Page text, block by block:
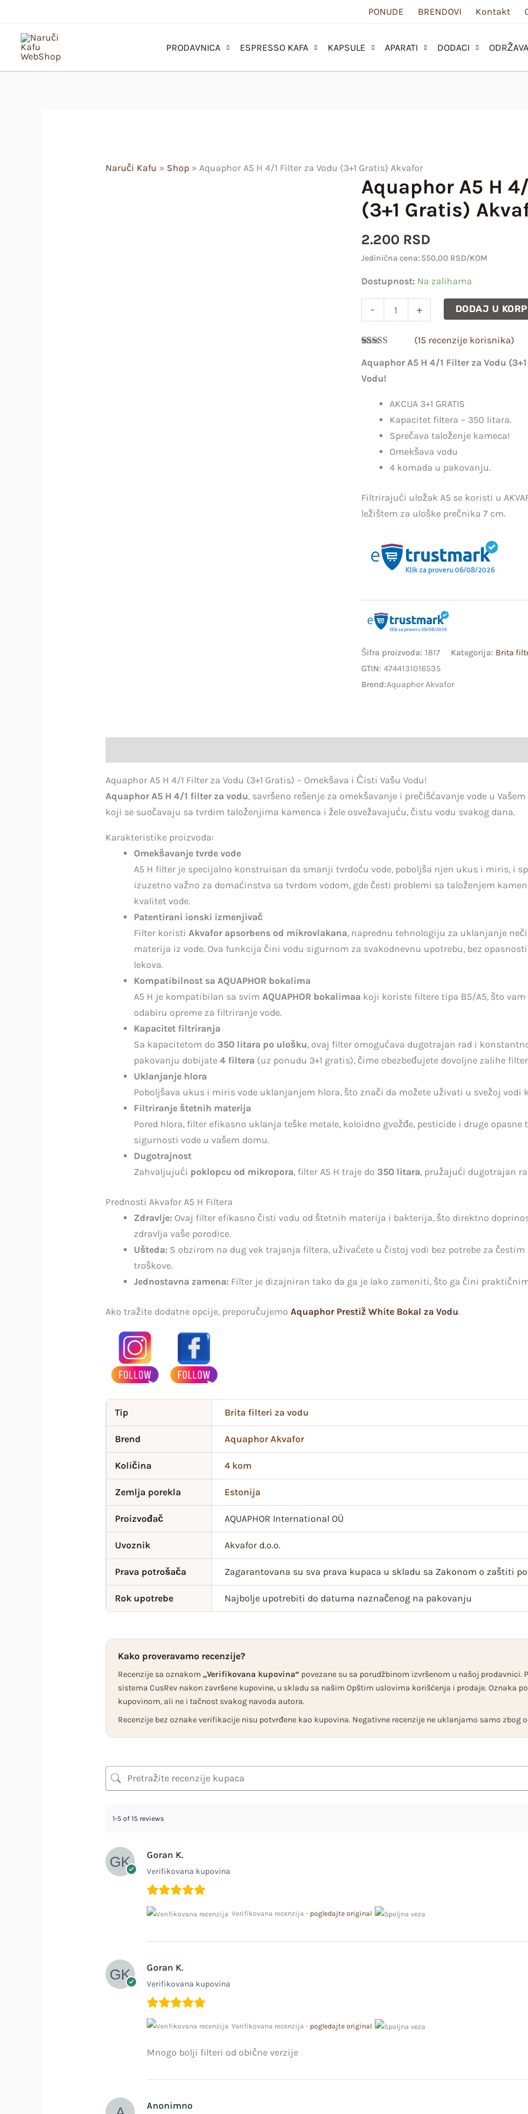
sadržaj
PONUDE BRENDOVI Kontakt
PRODAVNICA ESPRESSO KAFA KAPSULE APARATI DODACI
Naruči Kafu » Shop» Aquaphor A5 H 4/1 Filter za Vodu (3+1 Gratis) Akvafor
Aquaphor A5 H
(3+1 Gratis)
2.200 RSD
Jedinična cena: 550,00 RSD/KOM
Dostupnost: Na zalihama
-
Aquaphor
A5
H
Filter
za
Vodu
Gratis)
količina
+ DODAJ U
5.00od 5 na
osnovu
ocena kupaca
(15 recenzije korisnika)
Aquaphor A5 H 4/1 Filter za Vodu
Vodu!
AKCIJA 3+1 GRATIS
Kapacitet filtera – 350 litara.
Sprečava taloženje kameca!
Omekšava vodu
4 komada u pakovanju.
Filtrirajući uložak A5 se koristi u
ležištem za uloške prečnika 7 cm.
Šifra proizvoda: 1817 Kategorija: Brita
GTIN: 4744131016535
Brend:Aquaphor Akvafor
Aquaphor A5 H 4/1 Filter za Vodu (3+1 Gratis) – Omekšava i Čisti Vašu Vodu!
Aquaphor A5 H 4/1 filter za vodu, savršeno rešenje za omekšavanje i prečišćavanje vode u
koji se suočavaju sa tvrdim taloženjima kamenca i žele osvežavajuću, čistu vodu svakog dana.
Karakteristike proizvoda:
Omekšavanje tvrde vode
A5 H filter je specijalno konstruisan da smanji tvrdoću vode, poboljša njen ukus i miris, i
izuzetno važno za domaćinstva sa tvrdom vodom, gde česti problemi sa taloženjem
kvalitet vode.
Patentirani ionski izmenjivač
Filter koristi Akvafor apsorbens od mikrovlakana, naprednu tehnologiju za uklanjanje
materija iz vode. Ova funkcija čini vodu sigurnom za svakodnevnu upotrebu, bez
lekova.
Kompatibilnost sa AQUAPHOR bokalima
A5 H je kompatibilan sa svim AQUAPHOR bokalimaa koji koriste filtere tipa B5/A5, što
odabiru opreme za filtriranje vode.
Kapacitet filtriranja
Sa kapacitetom do 350 litara po ulošku, ovaj filter omogućava dugotrajan rad i
pakovanju dobijate 4 filtera (uz ponudu 3+1 gratis), čime obezbeđujete dovoljne zalihe
Uklanjanje hlora
Poboljšava ukus i miris vode uklanjanjem hlora, što znači da možete uživati u svežoj vodi
Filtriranje štetnih materija
Pored hlora, filter efikasno uklanja teške metale, koloidno gvožđe, pesticide i druge
sigurnosti vode u vašem domu.
Dugotrajnost
Zahvaljujući poklopcu od mikropora, filter A5 H traje do 350 litara, pružajući dugotrajan
Prednosti Akvafor A5 H Filtera
Zdravlje: Ovaj filter efikasno čisti vodu od štetnih materija i bakterija, što direktno
zdravlja vaše porodice.
Ušteda: S obzirom na dug vek trajanja filtera, uživaćete u čistoj vodi bez potrebe za
troškove.
Jednostavna zamena: Filter je dizajniran tako da ga je lako zameniti, što ga čini
Ako tražite dodatne opcije, preporučujemo Aquaphor Prestiž White Bokal za Vodu.
Tip Brita filteri za vodu
Brend Aquaphor Akvafor
Količina 4 kom
Zemlja porekla Estonija
Proizvođač AQUAPHOR International OÜ
Uvoznik Akvafor d.o.o.
Prava potrošača Zagarantovana su sva prava kupaca u skladu sa Zakonom o zaštiti
Rok upotrebe Najbolje upotrebiti do datuma naznačenog na pakovanju
Kako proveravamo recenzije?
Recenzije sa oznakom „Verifikovana kupovina“ povezane su sa porudžbinom izvršenom u našoj prodavnici.
sistema CusRev nakon završene kupovine, u skladu sa našim Opštim uslovima korišćenja i prodaje. Oznaka
kupovinom, ali ne i tačnost svakog navoda autora.
Recenzije bez oznake verifikacije nisu potvrđene kao kupovina. Negativne recenzije ne uklanjamo samo zbog
1-5 of 15 reviews
Goran K.
Verifikovana kupovina
Verifikovana recenzija - pogledajte original
Goran K.
Verifikovana kupovina
Verifikovana recenzija - pogledajte original
Mnogo bolji filteri od obične verzije
Anonimno